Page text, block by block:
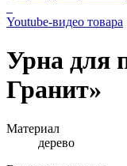
Youtube-видео товара
Урна для
Гранит»
Материал
дерево